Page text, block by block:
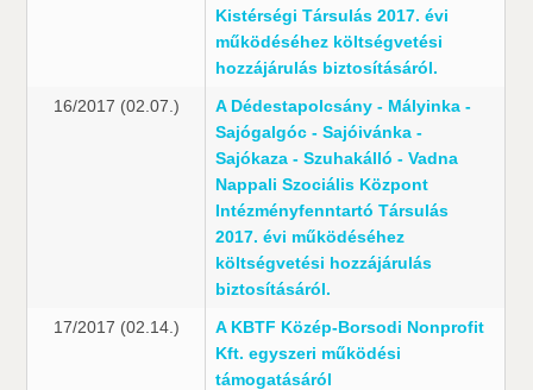
Kistérségi Társulás 2017. évi
működéséhez költségvetési
hozzájárulás biztosításáról.
16/2017 (02.07.)
A Dédestapolcsány - Mályinka -
Sajógalgóc - Sajóivánka -
Sajókaza - Szuhakálló - Vadna
Nappali Szociális Központ
Intézményfenntartó Társulás
2017. évi működéséhez
költségvetési hozzájárulás
biztosításáról.
17/2017 (02.14.)
A KBTF Közép-Borsodi Nonprofit
Kft. egyszeri működési
támogatásáról